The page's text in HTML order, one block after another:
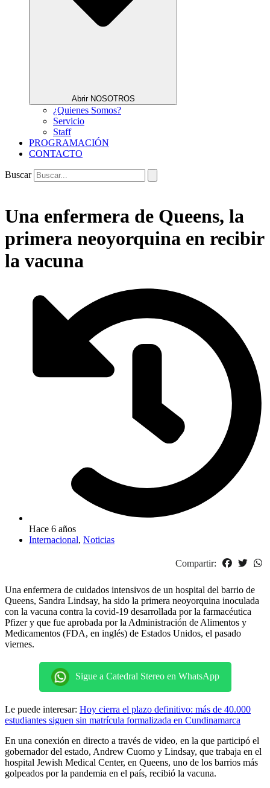
Abrir NOSOTROS
¿Quienes Somos?
Servicio
Staff
PROGRAMACIÓN
CONTACTO
Buscar
Una enfermera de Queens, la
primera neoyorquina en recibir
la vacuna
Hace 6 años
Internacional, Noticias
Compartir:
Una enfermera de cuidados intensivos de un hospital del barrio de
Queens, Sandra Lindsay, ha sido la primera neoyorquina inoculada
con la vacuna contra la covid-19 desarrollada por la farmacéutica
Pfizer y que fue aprobada por la Administración de Alimentos y
Medicamentos (FDA, en inglés) de Estados Unidos, el pasado
viernes.
Sigue a Catedral Stereo en WhatsApp
Le puede interesar: Hoy cierra el plazo definitivo: más de 40.000
estudiantes siguen sin matrícula formalizada en Cundinamarca
En una conexión en directo a través de video, en la que participó el
gobernador del estado, Andrew Cuomo y Lindsay, que trabaja en el
hospital Jewish Medical Center, en Queens, uno de los barrios más
golpeados por la pandemia en el país, recibió la vacuna.